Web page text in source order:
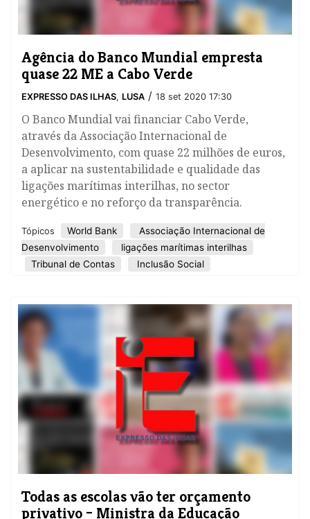
Agência do Banco Mundial empresta
quase 22 ME a Cabo Verde
EXPRESSO DAS ILHAS, LUSA / 18 set 2020 17:30
O Banco Mundial vai financiar Cabo Verde,
através da Associação Internacional de
Desenvolvimento, com quase 22 milhões de euros,
a aplicar na sustentabilidade e qualidade das
ligações marítimas interilhas, no sector
energético e no reforço da transparência.
Tópicos World Bank
Associação Internacional de
Desenvolvimento
ligações marítimas interilhas
Tribunal de Contas
Inclusão Social
Todas as escolas vão ter orçamento
privativo – Ministra da Educação